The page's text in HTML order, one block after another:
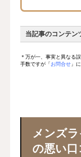
当記事のコンテン
当記事の
医学
テン
＊万が一、事実と異なる
手数ですが「お問合せ 」
メンズ
の悪い口